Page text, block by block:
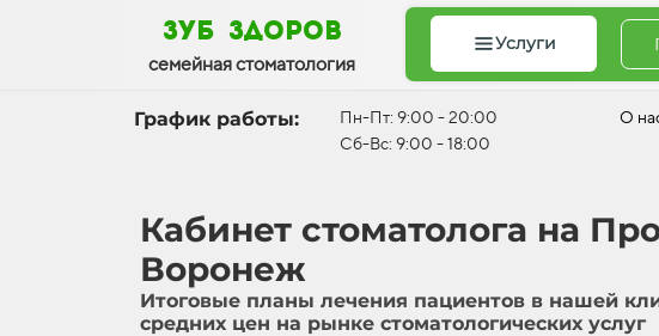
зуб здоров
семейная стоматология
Услуги
График работы:
Пн-Пт: 9:00 - 20:00
Сб-Вс: 9:00 - 18:00
О
Кабинет стоматолога на
Воронеж
Итоговые планы лечения пациентов в нашей
средних цен на рынке стоматологических услуг